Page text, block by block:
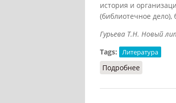
история и
(библиотечное дело),
Гурьева Т.Н. Новый
Tags:
Литература
Подробнее